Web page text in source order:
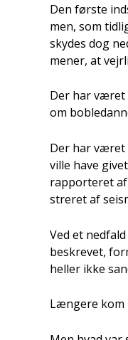
Den før­ste
men, som
sky­des dog
mener, at
Der har været
om
Der har været
vil­le have
rap­por­te­ret
stre­ret af
Ved et
beskre­vet,
hel­ler ikke
Læn­ge­re kom